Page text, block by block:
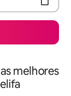
melhores